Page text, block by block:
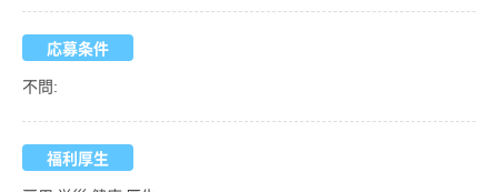
応募条件
不問:
福利厚生